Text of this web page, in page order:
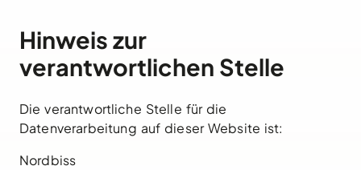
Hinweis zur
verantwortlichen Stelle
Die verantwortliche Stelle für die
Datenverarbeitung auf dieser Website ist:
Nordbiss